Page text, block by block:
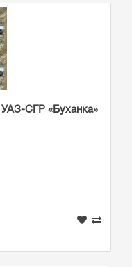
УАЗ-СГР «Буханка»